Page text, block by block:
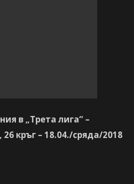
в „Трета лига“ –
26 кръг – 18.04./сряда/2018